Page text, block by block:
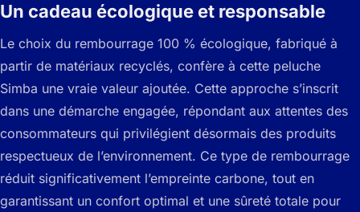
Un cadeau écologique et responsable
Le choix du rembourrage 100 % écologique, fabriqué à
partir de matériaux recyclés, confère à cette peluche
Simba une vraie valeur ajoutée. Cette approche s’inscrit
dans une démarche engagée, répondant aux attentes des
consommateurs qui privilégient désormais des produits
respectueux de l’environnement. Ce type de rembourrage
réduit significativement l’empreinte carbone, tout en
garantissant un confort optimal et une sûreté totale pour